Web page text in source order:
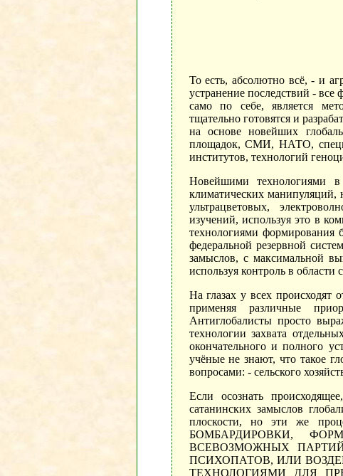
То есть, абсолютно всё, - и
устранение последствий -
само по себе, является
тщательно готовятся и
на основе новейших
площадок, СМИ, НАТО,
институтов, технологий
Новейшими технологиями в
климатических манипуляций,
ультрацветовых,
изучений, используя это в
технологиями формирования
федеральной резервной
замыслов, с максимальной
используя контроль в области
На глазах у всех происходят
применяя различные
Антиглобалисты просто
технологии захвата
окончательного и полного
учёные не знают, что такое
вопросами: - сельского
Если осознать
сатанинских замыслов
плоскости, но эти же
БОМБАРДИРОВКИ,
ВСЕВОЗМОЖНЫХ
ПСИХОПАТОВ, ИЛИ
ТЕХНОЛОГИЯМИ ДЛЯ